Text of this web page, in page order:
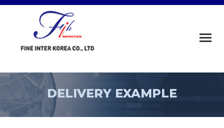
Toggle
DELIVERY EXAMPLE